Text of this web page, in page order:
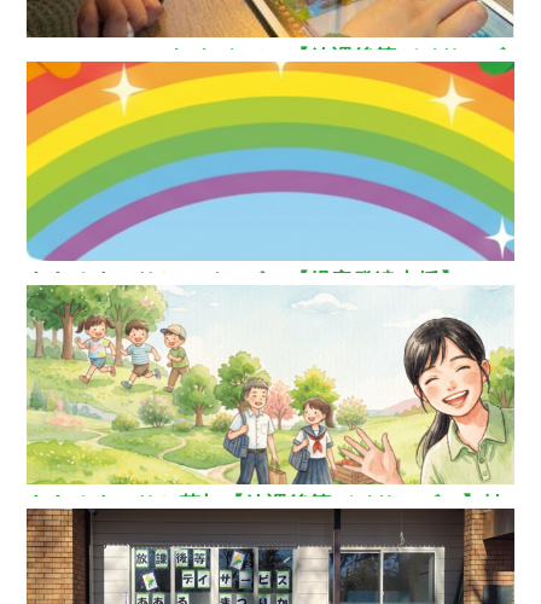
How nice（ハウ ナイス）!【放課後等デイサービ
ス】
ああるまつりかレインボー【児童発達支援】
ああるまつりか草加【放課後等デイサービス】埼
玉県草加市